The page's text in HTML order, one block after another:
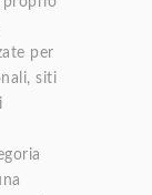
per
siti